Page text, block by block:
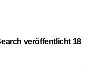
veröffentlicht 18